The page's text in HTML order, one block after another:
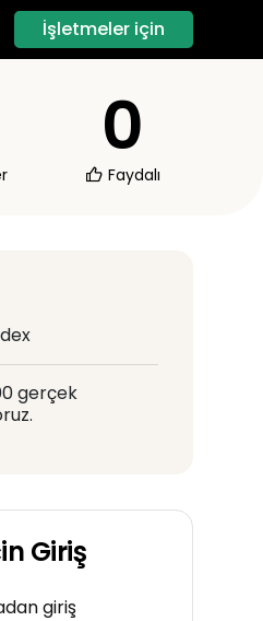
İşletmeler için
0
Faydalı
gerçek
Giriş
giriş